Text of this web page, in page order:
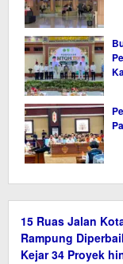
15 Ruas Jalan
Rampung
Kejar 34 Proyek